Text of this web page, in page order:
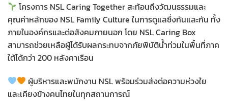
โครงการ NSL Caring Together สะท้อนถึงวัฒนธรรมและ
คุณค่าหลักของ NSL Family Culture ในการดูแลซึ่งกันและกัน ทั้ง
ภายในองค์กรและต่อสังคมภายนอก โดย NSL Caring Box
สามารถช่วยเหลือผู้ได้รับผลกระทบจากภัยพิบัติน้ำท่วมในพื้นที่ภาค
ใต้ได้กว่า 200 หลังคาเรือน
ผู้บริหารและพนักงาน NSL พร้อมร่วมส่งต่อความห่วงใย
และเคียงข้างคนไทยในทุกสถานการณ์